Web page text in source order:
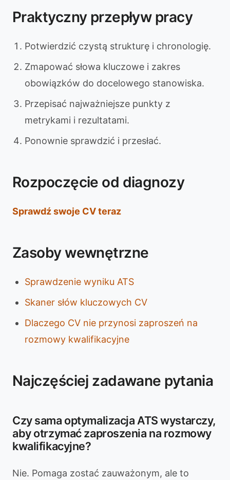
Praktyczny przepływ pracy
Potwierdzić czystą strukturę i chronologię.
Zmapować słowa kluczowe i zakres
obowiązków do docelowego stanowiska.
Przepisać najważniejsze punkty z
metrykami i rezultatami.
Ponownie sprawdzić i przesłać.
Rozpoczęcie od diagnozy
Sprawdź swoje CV teraz
Zasoby wewnętrzne
Sprawdzenie wyniku ATS
Skaner słów kluczowych CV
Dlaczego CV nie przynosi zaproszeń na
rozmowy kwalifikacyjne
Najczęściej zadawane pytania
Czy sama optymalizacja ATS wystarczy,
aby otrzymać zaproszenia na rozmowy
kwalifikacyjne?
Nie. Pomaga zostać zauważonym, ale to